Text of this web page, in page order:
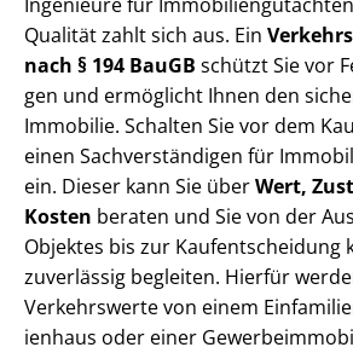
Qualität zahlt sich aus. Ein
nach § 194 BauGB schützt Sie vor
gen und ermöglicht Ihnen den
Immobilie. Schalten Sie vor dem
einen Sach­ver­stän­di­gen für
ein. Dieser kann Sie überWert,
Kosten beraten und Sie von der
Objektes bis zur Kauf­ent­schei­dung
zuverlässig begleiten. Hierfür
Verkehrswerte von einem
i­en­haus oder einer